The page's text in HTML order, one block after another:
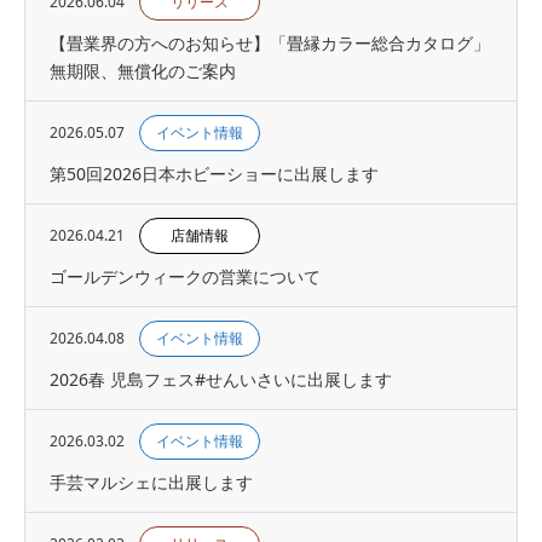
【畳業界の方へのお知らせ】「畳縁カラー総合カタログ」
無期限、無償化のご案内
2026.05.07 イベント情報
第50回2026日本ホビーショーに出展します
2026.04.21 店舗情報
ゴールデンウィークの営業について
2026.04.08 イベント情報
2026春 児島フェス#せんいさいに出展します
2026.03.02 イベント情報
手芸マルシェに出展します